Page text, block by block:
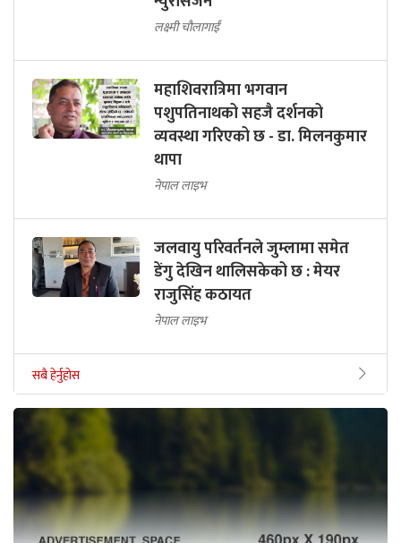
लक्ष्मी चौलागाईं
महाशिवरात्रिमा भगवान
पशुपतिनाथको सहजै दर्शनको
व्यवस्था गरिएको छ - डा. मिलनकुमार
थापा
नेपाल लाइभ
जलवायु परिवर्तनले जुम्लामा समेत
डेंगु देखिन थालिसकेको छ : मेयर
राजुसिंह कठायत
नेपाल लाइभ
सबै हेर्नुहोस